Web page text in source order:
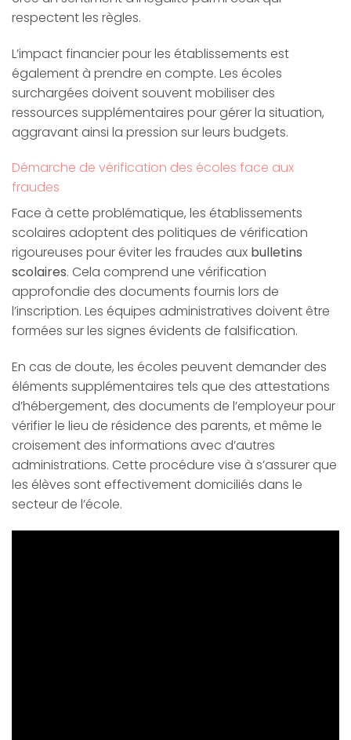
respectent les règles.
L’impact financier pour les établissements est
également à prendre en compte. Les écoles
surchargées doivent souvent mobiliser des
ressources supplémentaires pour gérer la situation,
aggravant ainsi la pression sur leurs budgets.
Démarche de vérification des écoles face aux
fraudes
Face à cette problématique, les établissements
scolaires adoptent des politiques de vérification
rigoureuses pour éviter les fraudes aux bulletins
scolaires. Cela comprend une vérification
approfondie des documents fournis lors de
l’inscription. Les équipes administratives doivent être
formées sur les signes évidents de falsification.
En cas de doute, les écoles peuvent demander des
éléments supplémentaires tels que des attestations
d’hébergement, des documents de l’employeur pour
vérifier le lieu de résidence des parents, et même le
croisement des informations avec d’autres
administrations. Cette procédure vise à s’assurer que
les élèves sont effectivement domiciliés dans le
secteur de l’école.